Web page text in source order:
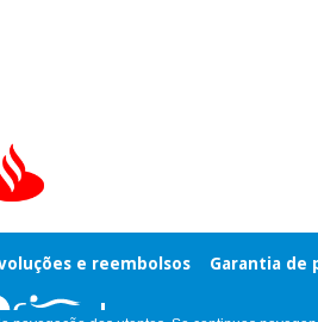
e reembolsos Garantia de